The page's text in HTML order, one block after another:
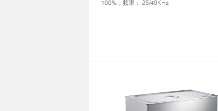
100%，频率： 25/40KHz